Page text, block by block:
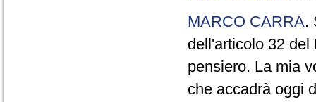
MARCO CARRA.
dell'articolo 32 del
pensiero. La mia
che accadrà oggi